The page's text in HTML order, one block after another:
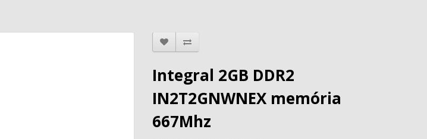
Integral 2GB DDR2
IN2T2GNWNEX memória
667Mhz